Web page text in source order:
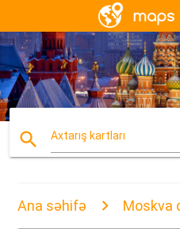
search Axtarış kartları
Ana səhifə Moskva